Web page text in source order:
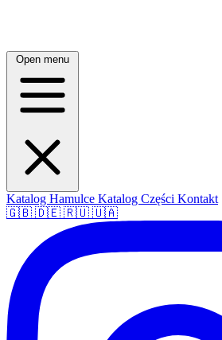
Open menu
Katalog Hamulce Katalog Części Kontakt
🇬🇧 🇩🇪 🇷🇺 🇺🇦